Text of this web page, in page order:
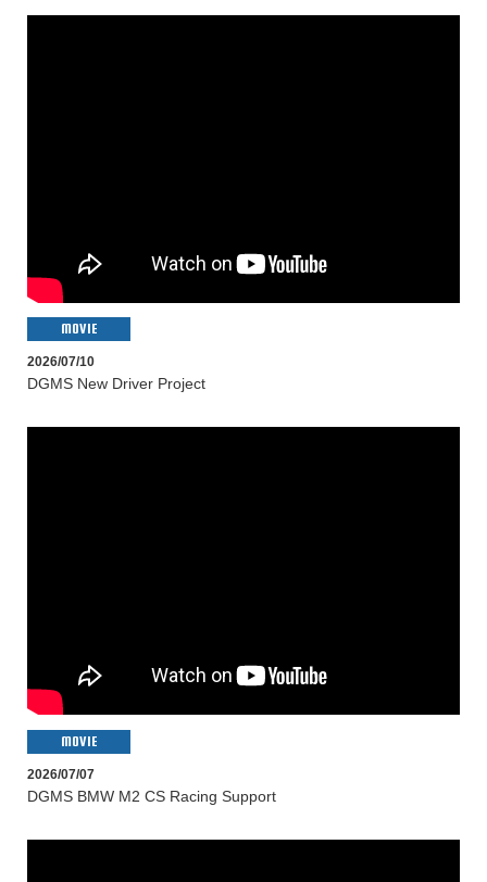
MOVIE
2026/07/10
DGMS New Driver Project
MOVIE
2026/07/07
DGMS BMW M2 CS Racing Support